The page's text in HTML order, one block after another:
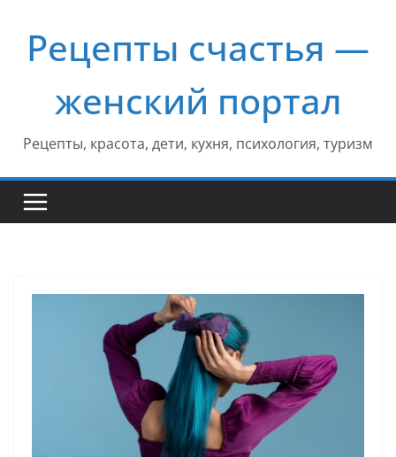
содержимому
Рецепты счастья —
женский портал
Рецепты, красота, дети, кухня, психология, туризм